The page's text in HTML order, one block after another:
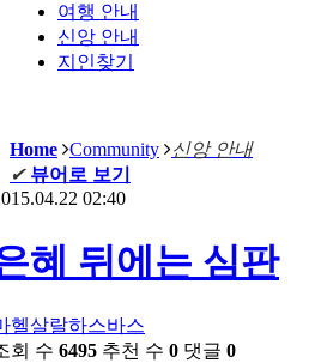
여행 안내
신앙 안내
지인찾기
Home Community
신앙 안내
✔ 뷰어로 보기
02:40
혜 뒤에는 심판
헬살랄하스바스
회 수 6495 추천 수 0 댓글 0